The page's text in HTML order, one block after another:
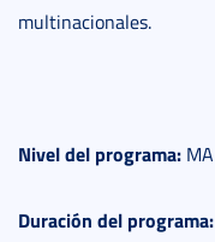
multinacionales.
Nivel del programa: MA
Duración del programa: